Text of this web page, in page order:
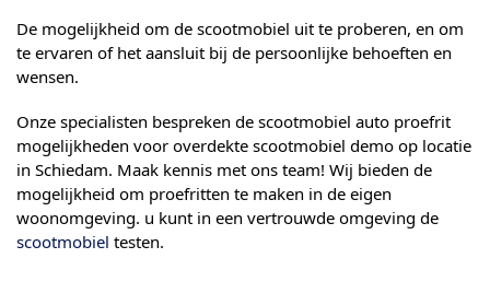
De mogelijkheid om de scootmobiel uit te proberen, en om
te ervaren of het aansluit bij de persoonlijke behoeften en
wensen.
Onze specialisten bespreken de scootmobiel auto proefrit
mogelijkheden voor overdekte scootmobiel demo op locatie
in Schiedam. Maak kennis met ons team! Wij bieden de
mogelijkheid om proefritten te maken in de eigen
woonomgeving. u kunt in een vertrouwde omgeving de
scootmobiel testen.